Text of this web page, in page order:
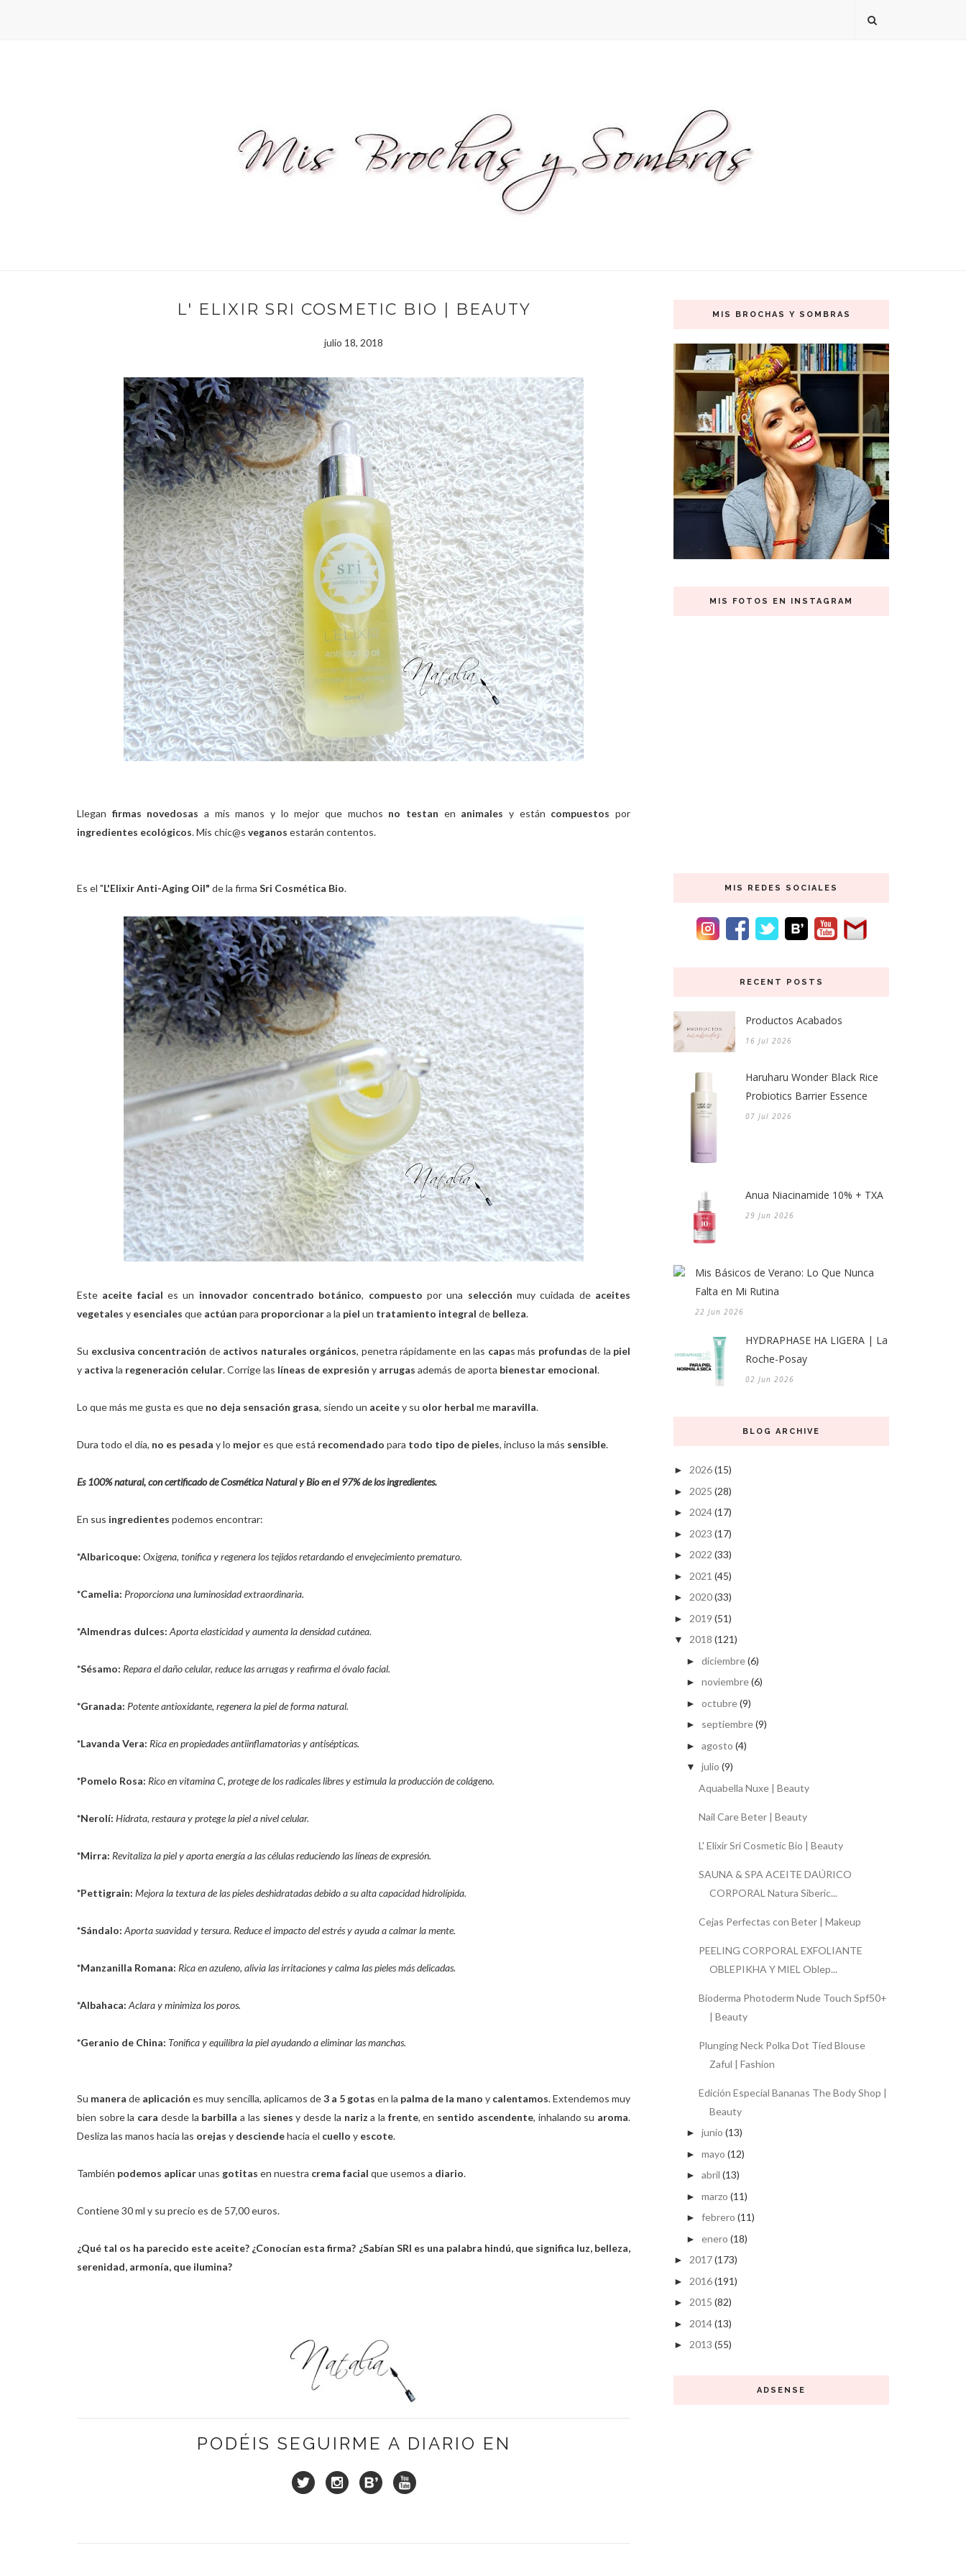
L' ELIXIR SRI COSMETIC BIO | BEAUTY
julio 18, 2018
Llegan firmas novedosas a mis manos y lo mejor que muchos no testan en animales y están compuestos por
ingredientes ecológicos. Mis chic@s veganos estarán contentos.
Es el "L'Elixir Anti-Aging Oil" de la firma Sri Cosmética Bio.
Este aceite facial es un innovador concentrado botánico, compuesto por una selección muy cuidada deaceites
vegetales y esenciales que actúan para proporcionara la piel un tratamiento integral de belleza.
Su exclusiva concentración deactivos naturales orgánicos, penetra rápidamente en las capas más profundas de la piel
y activa la regeneración celular. Corrige las líneas de expresión y arrugas además de aporta bienestar emocional.
Lo que más me gusta es que no deja sensación grasa, siendo un aceitey su olor herbal me maravilla.
Dura todo el día, no es pesada y lo mejores que está recomendado para todo tipo de pieles, incluso la más sensible.
Es 100% natural, con certificado de Cosmética Natural y Bio en el 97% de los ingredientes.
En sus ingredientes podemos encontrar:
*Albaricoque: Oxigena, tonifica y regenera los tejidos retardando el envejecimiento prematuro.
*Camelia: Proporciona una luminosidad extraordinaria.
*Almendras dulces: Aporta elasticidad y aumenta la densidad cutánea.
*Sésamo: Repara el daño celular, reduce las arrugas y reafirma el óvalo facial.
*Granada: Potente antioxidante, regenera la piel de forma natural.
*Lavanda Vera: Rica en propiedades antiinflamatorias y antisépticas.
*Pomelo Rosa: Rico en vitamina C, protege de los radicales libres y estimula la producción de colágeno.
*Nerolí: Hidrata, restaura y protege la piel a nivel celular.
*Mirra: Revitaliza la piel y aporta energía a las células reduciendo las líneas de expresión.
*Pettigrain: Mejora la textura de las pieles deshidratadas debido a su alta capacidad hidrolípida.
*Sándalo: Aporta suavidad y tersura. Reduce el impacto del estrés y ayuda a calmar la mente.
*Manzanilla Romana: Rica en azuleno, alivia las irritaciones y calma las pieles más delicadas.
*Albahaca: Aclara y minimiza los poros.
*Geranio de China: Tonifica y equilibra la piel ayudando a eliminar las manchas.
Su manera de aplicación es muy sencilla, aplicamos de3 a 5 gotas en la palma de la mano y calentamos. Extendemos muy
bien sobre la cara desde la barbilla a las sienes y desde la nariz a la frente, en sentido ascendente, inhalando su aroma.
Desliza las manos hacia las orejas y desciendehacia el cuello y escote.
También podemos aplicarunas gotitas en nuestra crema facial que usemos a diario.
Contiene 30 ml y su precio es de 57,00 euros.
¿Qué tal os ha parecido este aceite? ¿Conocían esta firma? ¿Sabían SRI es una palabra hindú, que significa luz, belleza,
serenidad, armonía, que ilumina?
PODÉIS SEGUIRME A DIARIO EN
MIS BROCHAS Y SOMBRAS
MIS FOTOS EN INSTAGRAM
MIS REDES SOCIALES
RECENT POSTS
Productos Acabados
16 Jul 2026
Haruharu Wonder Black Rice
Probiotics Barrier Essence
07 Jul 2026
Anua Niacinamide 10% + TXA
29 Jun 2026
Mis Básicos de Verano: Lo Que Nunca
Falta en Mi Rutina
22 Jun 2026
HYDRAPHASE HA LIGERA | La
Roche-Posay
02 Jun 2026
BLOG ARCHIVE
► 2026(15)
► 2025 (28)
► 2024(17)
► 2023 (17)
► 2022 (33)
► 2021 (45)
► 2020(33)
► 2019 (51)
▼ 2018 (121)
► diciembre(6)
► noviembre(6)
► octubre(9)
► septiembre(9)
► agosto (4)
▼ julio (9)
Aquabella Nuxe | Beauty
Nail Care Beter | Beauty
L' Elixir Sri Cosmetic Bio | Beauty
SAUNA & SPA ACEITE DAÚRICO
CORPORAL Natura Siberic...
Cejas Perfectas con Beter | Makeup
PEELING CORPORAL EXFOLIANTE
OBLEPIKHA Y MIEL Oblep...
Bioderma Photoderm Nude Touch Spf50+
| Beauty
Plunging Neck Polka Dot Tied Blouse
Zaful | Fashion
Edición Especial Bananas The Body Shop |
Beauty
► junio (13)
► mayo (12)
► abril (13)
► marzo (11)
► febrero (11)
► enero (18)
► 2017(173)
► 2016(191)
► 2015 (82)
► 2014(13)
► 2013 (55)
ADSENSE